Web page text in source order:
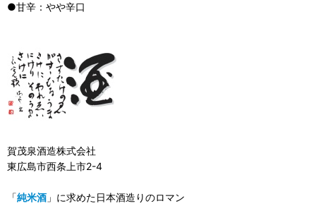
●甘辛：やや辛口
賀茂泉酒造株式会社
東広島市西条上市2-4
「純米酒 」に求めた日本酒造りのロマン